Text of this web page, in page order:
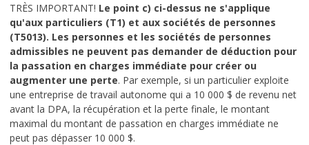
TRÈS IMPORTANT! Le point c) ci-dessus ne s'applique
qu'aux particuliers (T1) et aux sociétés de personnes
(T5013). Les personnes et les sociétés de personnes
admissibles ne peuvent pas demander de déduction pour
la passation en charges immédiate pour créer ou
augmenter une perte. Par exemple, si un particulier exploite
une entreprise de travail autonome qui a 10 000 $ de revenu net
avant la DPA, la récupération et la perte finale, le montant
maximal du montant de passation en charges immédiate ne
peut pas dépasser 10 000 $.